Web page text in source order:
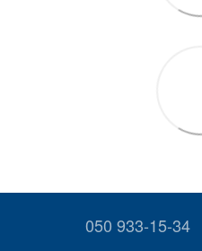
050 933-15-34